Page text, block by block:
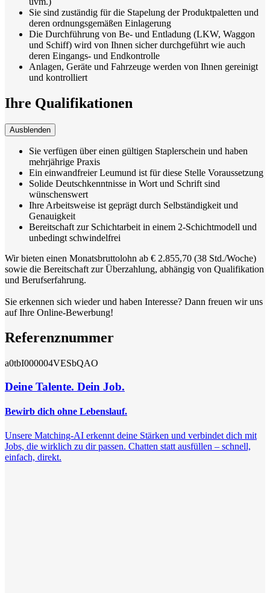
Sie sind zuständig für die Stapelung der Produktpaletten und
deren ordnungsgemäßen Einlagerung
Die Durchführung von Be- und Entladung (LKW, Waggon
und Schiff) wird von Ihnen sicher durchgeführt wie auch
deren Eingangs- und Endkontrolle
Anlagen, Geräte und Fahrzeuge werden von Ihnen gereinigt
und kontrolliert
Ihre Qualifikationen
Ausblenden
Sie verfügen über einen gültigen Staplerschein und haben
mehrjährige Praxis
Ein einwandfreier Leumund ist für diese Stelle Voraussetzung
Solide Deutschkenntnisse in Wort und Schrift sind
wünschenswert
Ihre Arbeitsweise ist geprägt durch Selbständigkeit und
Genauigkeit
Bereitschaft zur Schichtarbeit in einem 2-Schichtmodell und
unbedingt schwindelfrei
Wir bieten einen Monatsbruttolohn ab € 2.855,70 (38 Std./Woche)
sowie die Bereitschaft zur Überzahlung, abhängig von Qualifikation
und Berufserfahrung.
Sie erkennen sich wieder und haben Interesse? Dann freuen wir uns
auf Ihre Online-Bewerbung!
Referenznummer
a0tbI000004VESbQAO
Deine Talente. Dein Job.
Bewirb dich ohne Lebenslauf.
Unsere Matching-AI erkennt deine Stärken und verbindet dich mit
Jobs, die wirklich zu dir passen. Chatten statt ausfüllen – schnell,
einfach, direkt.